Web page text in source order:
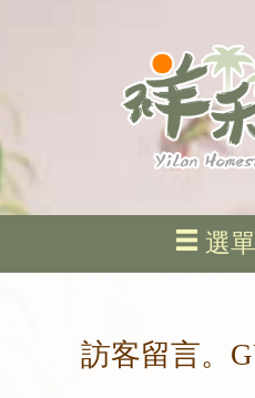
選
訪客留言。